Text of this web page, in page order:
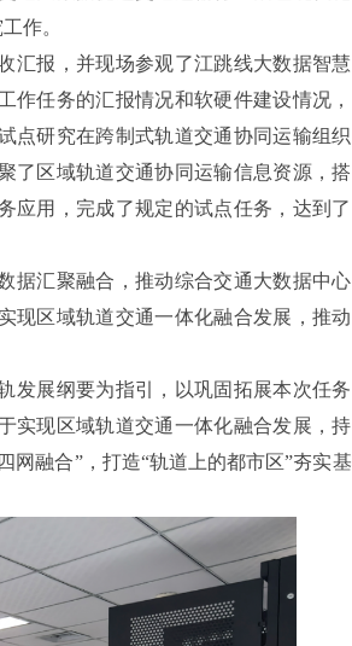
作。
汇报，并现场参观了江跳线大数据智慧
作任务的汇报情况和软硬件建设情况，
点研究在跨制式轨道交通协同运输组织
了区域轨道交通协同运输信息资源，搭
应用，完成了规定的试点任务，达到了
据汇聚融合，推动综合交通大数据中心
现区域轨道交通一体化融合发展，推动
发展纲要为指引，以巩固拓展本次任务
实现区域轨道交通一体化融合发展，持
网融合”，打造“轨道上的都市区”夯实基